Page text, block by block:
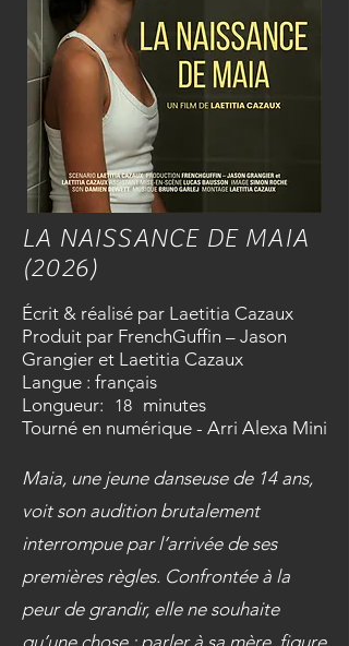
LA NAISSANCE DE MAIA
(2026)
Écrit & réalisé par Laetitia Cazaux
Produit par FrenchGuffin – Jason
Grangier et Laetitia Cazaux
Langue : français
Longueur:
18 minutes
Tourné en numérique - Arri Alexa Mini
Maia, une jeune danseuse de 14 ans,
voit son audition brutalement
interrompue par l’arrivée de ses
premières règles. Confrontée à la
peur de grandir, elle ne souhaite
qu’une chose : parler à sa mère, figure